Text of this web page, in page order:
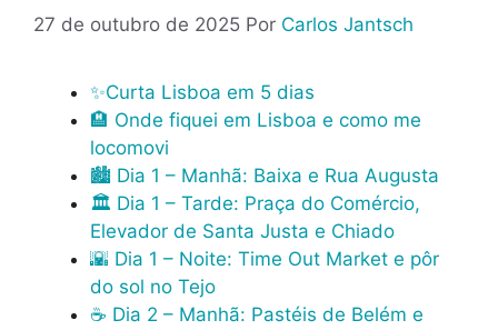
27 de outubro de 2025 Por Carlos Jantsch
✨Curta Lisboa em 5 dias
🏨 Onde fiquei em Lisboa e como me
locomovi
🏙️ Dia 1 – Manhã: Baixa e Rua Augusta
🏛️ Dia 1 – Tarde: Praça do Comércio,
Elevador de Santa Justa e Chiado
🌇 Dia 1 – Noite: Time Out Market e pôr
do sol no Tejo
☕ Dia 2 – Manhã: Pastéis de Belém e